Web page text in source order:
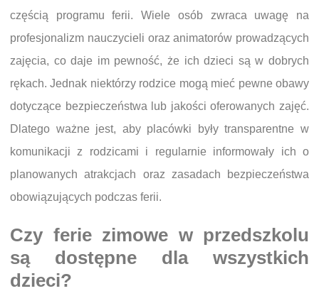
częścią programu ferii. Wiele osób zwraca uwagę na
profesjonalizm nauczycieli oraz animatorów prowadzących
zajęcia, co daje im pewność, że ich dzieci są w dobrych
rękach. Jednak niektórzy rodzice mogą mieć pewne obawy
dotyczące bezpieczeństwa lub jakości oferowanych zajęć.
Dlatego ważne jest, aby placówki były transparentne w
komunikacji z rodzicami i regularnie informowały ich o
planowanych atrakcjach oraz zasadach bezpieczeństwa
obowiązujących podczas ferii.
Czy ferie zimowe w przedszkolu
są dostępne dla wszystkich
dzieci?